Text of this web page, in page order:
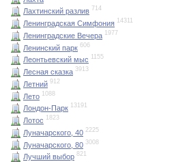
Лахтинский разлив 714
Ленинградская Симфония 14311
Ленинградские Вечера 1977
Ленинский парк 606
Леонтьевский мыс 1155
Лесная сказка 3913
Летний 912
Лето 1088
Лондон-Парк 13191
Лотос 1823
Луначарского, 40 2225
Луначарского, 80 3008
Лучший выбор 821